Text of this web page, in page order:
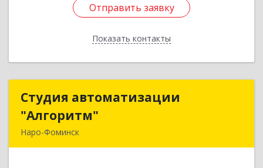
Отправить заявку
Показать контакты
Отправить заявку
Назад
Студия автоматизации
"Алгоритм"
Наро-Фоминск
Студия автоматизации